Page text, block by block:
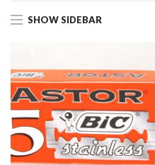
SHOW SIDEBAR